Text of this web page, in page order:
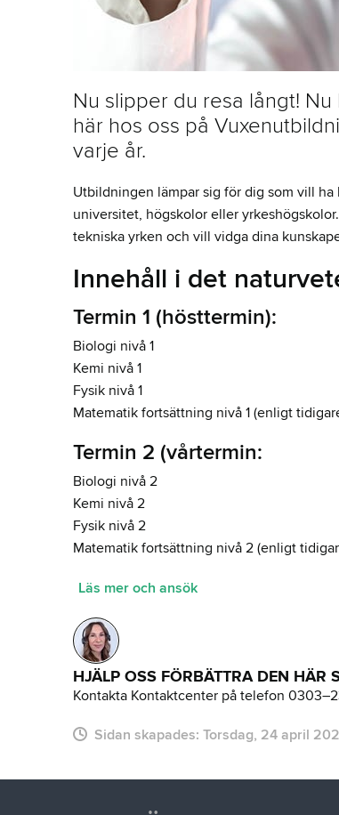
Nu slipper du resa långt!
här hos oss på
varje år.
Utbildningen lämpar sig för dig som vill
universitet, högskolor eller
tekniska yrken och vill vidga dina
Innehåll i det
Termin 1 (hösttermin):
Biologi nivå 1
Kemi nivå 1
Fysik nivå 1
Matematik fortsättning nivå 1 (enligt
Termin 2 (vårtermin:
Biologi nivå 2
Kemi nivå 2
Fysik nivå 2
Matematik fortsättning nivå 2 (enligt
Läs mer och ansök
HJÄLP OSS FÖRBÄTTRA DEN HÄR
Kontakta Kontaktcenter på telefon
Sidan skapades: torsdag, 24 april